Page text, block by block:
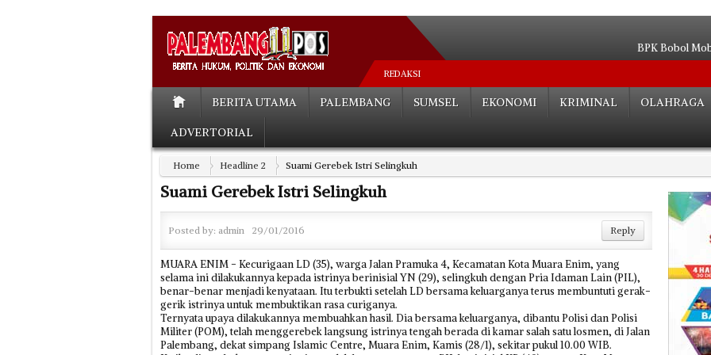
BPK Bobol
Ciduk
Oknum
Truk Ekspedisi Takut
Pencuri Mobil
Mobil Dewan
Nekat Bongkar
REDAKSI
BERITA UTAMA PALEMBANG SUMSEL EKONOMI KRIMINAL OLAHRAGA
ADVERTORIAL
Home Headline 2 Suami Gerebek Istri Selingkuh
Suami Gerebek Istri Selingkuh
Posted by: admin 29/01/2016 Reply
MUARA ENIM - Kecurigaan LD (35), warga Jalan Pramuka 4, Kecamatan Kota Muara Enim, yang
selama ini dilakukannya kepada istrinya berinisial YN (29), selingkuh dengan Pria Idaman Lain (PIL),
benar-benar menjadi kenyataan. Itu terbukti setelah LD bersama keluarganya terus membuntuti gerak-
gerik istrinya untuk membuktikan rasa curiganya.
Ternyata upaya dilakukannya membuahkan hasil. Dia bersama keluarganya, dibantu Polisi dan Polisi
Militer (POM), telah menggerebek langsung istrinya tengah berada di kamar salah satu losmen, di Jalan
Palembang, dekat simpang Islamic Centre, Muara Enim, Kamis (28/1), sekitar pukul 10.00 WIB.